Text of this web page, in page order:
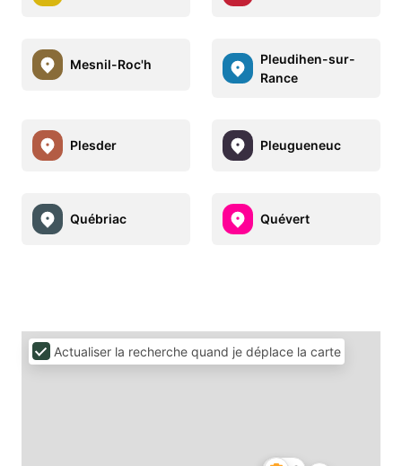
Mesnil-Roc'h
Pleudihen-sur-
Rance
Plesder Pleugueneuc
Québriac Quévert
Actualiser la recherche quand je déplace la carte